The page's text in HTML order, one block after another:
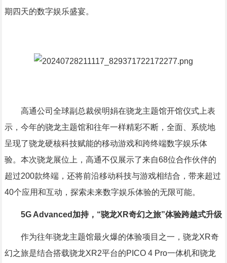
期四天的数字娱乐盛宴。
高通公司全球副总裁侯明娟在骁龙主题馆开馆仪式上表
示，今年的骁龙主题馆和往年一样精彩不断，全面、系统地
呈现了骁龙硬核科技赋能的移动游戏和跨终端数字娱乐体
验。本次骁龙展位上，高通不仅展示了来自68位合作伙伴的
超过200款终端，还将前沿移动科技与游戏相结合，带来超过
40个应用和互动，探索未来数字娱乐体验的无限可能。
5G Advanced加持，“骁龙XR奇幻之旅”体验跨越式升级
作为往年骁龙主题馆最火爆的体验项目之一，骁龙XR奇
幻之旅是结合搭载骁龙XR2平台的PICO 4 Pro一体机和骁龙